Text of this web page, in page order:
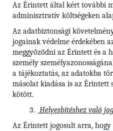
Az Érintett által kért további
adminisztratív költségeken
Az adatbiztonsági
jogainak védelme érdekében
meggyőződni az Érintett és a
személy
a tájékoztatás, az adatokba
másolat kiadása is az Érintett
kötött.
Helyesbítéshez való
Az Érintett jogosult arra, hogy